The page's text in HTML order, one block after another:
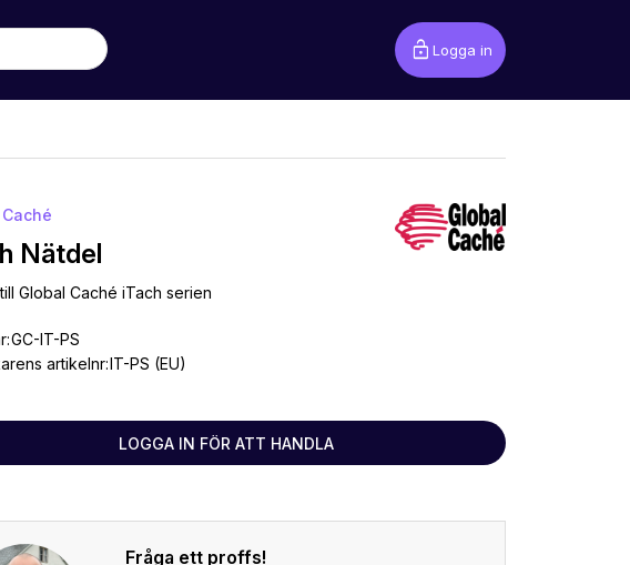
lock_open Logga in
Nätdel
Global Caché iTach serien
GC-IT-PS
artikelnr:IT-PS (EU)
LOGGA IN FÖR ATT HANDLA
Fråga ett proffs!